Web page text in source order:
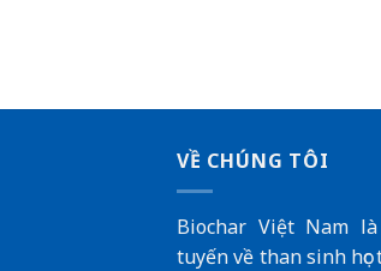
VỀ CHÚNG TÔI
Biochar Việt Nam
tuyến về than sinh